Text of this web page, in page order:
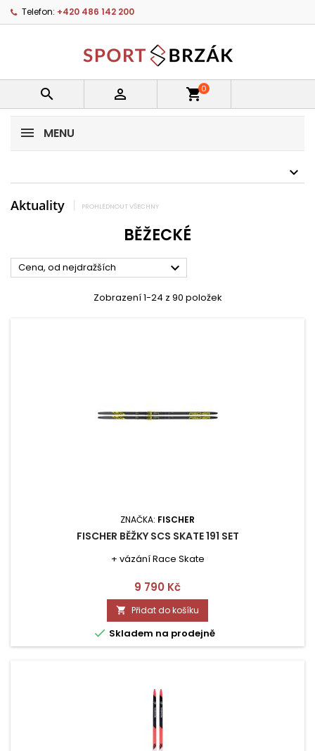
Telefon: +420 486 142 200
  shopping_cart0
MENU
Aktuality PROHLÉDNOUT VŠECHNY
BĚŽECKÉ
Cena, od nejdražších 
Zobrazení 1-24 z 90 položek
ZNAČKA: FISCHER
FISCHER BĚŽKY SCS SKATE 191 SET
+ vázání Race Skate
Cena
9 790 Kč
 Přidat do košíku
 Skladem na prodejně